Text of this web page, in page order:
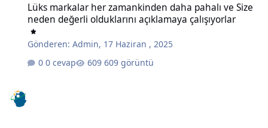
Lüks markalar her zamankinden daha pahalı ve Size
neden değerli olduklarını açıklamaya çalışıyorlar
Gönderen:Admin, 17 Haziran , 2025
0 cevap
609 görüntü